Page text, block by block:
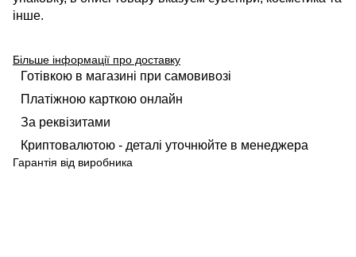
інше.
Більше інформації про доставку
Готівкою в магазині при самовивозі
Платіжною карткою онлайн
За реквізитами
Криптовалютою - деталі уточнюйте в менеджера
Гарантія від виробника